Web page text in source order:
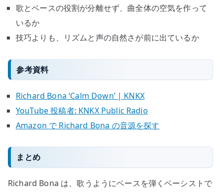
歌とベースの役割が分離せず、曲全体の空気を作って
いるか
技巧よりも、リズムと声の自然さが前に出ているか
参考資料
Richard Bona ‘Calm Down’ | KNKX
YouTube 投稿者: KNKX Public Radio
Amazon で Richard Bona の音源を探す
まとめ
Richard Bona は、歌うようにベースを弾くベーシストで